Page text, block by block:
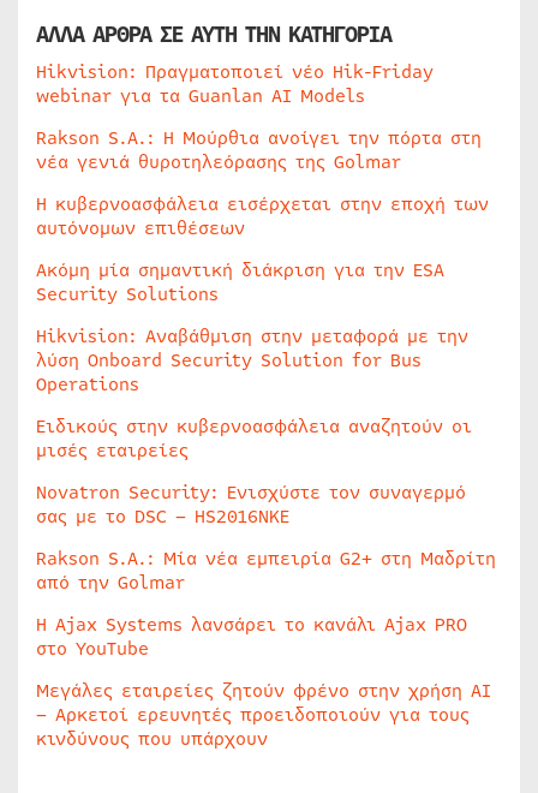
ΑΛΛΑ ΑΡΘΡΑ ΣΕ ΑΥΤΗ ΤΗΝ ΚΑΤΗΓΟΡΙΑ
Hikvision: Πραγματοποιεί νέο Hik-Friday
webinar για τα Guanlan AI Models
Rakson S.A.: Η Μούρθια ανοίγει την πόρτα στη
νέα γενιά θυροτηλεόρασης της Golmar
Η κυβερνοασφάλεια εισέρχεται στην εποχή των
αυτόνομων επιθέσεων
Ακόμη μία σημαντική διάκριση για την ESA
Security Solutions
Hikvision: Αναβάθμιση στην μεταφορά με την
λύση Onboard Security Solution for Bus
Operations
Ειδικούς στην κυβερνοασφάλεια αναζητούν οι
μισές εταιρείες
Novatron Security: Ενισχύστε τον συναγερμό
σας με το DSC – HS2016NKE
Rakson S.A.: Μία νέα εμπειρία G2+ στη Μαδρίτη
από την Golmar
Η Ajax Systems λανσάρει το κανάλι Ajax PRO
στο YouTube
Μεγάλες εταιρείες ζητούν φρένο στην χρήση AI
– Αρκετοί ερευνητές προειδοποιούν για τους
κινδύνους που υπάρχουν